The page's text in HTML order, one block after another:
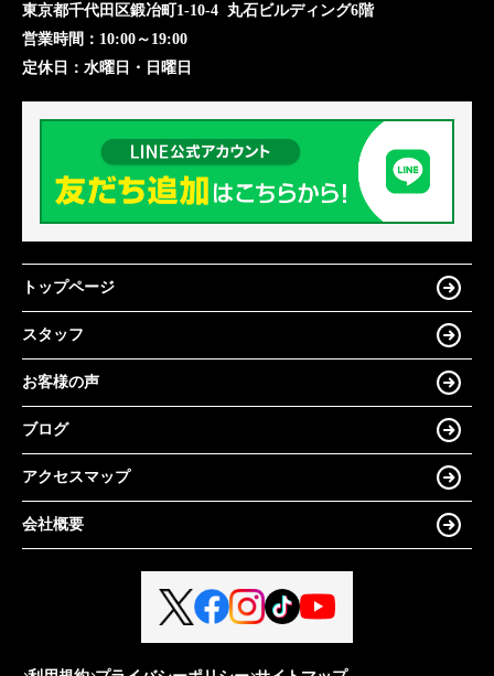
東京都千代田区鍛冶町1-10-4 丸石ビルディング6階
営業時間： 10:00～19:00
定休日： 水曜日・日曜日
トップページ
スタッフ
お客様の声
ブログ
アクセスマップ
会社概要